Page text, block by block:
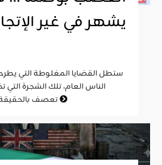
يشهر في غير
الناس العام، تلك الشجرة التي
تعصف